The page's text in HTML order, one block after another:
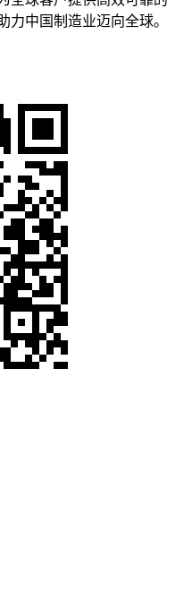
力中国制造业迈向全球。